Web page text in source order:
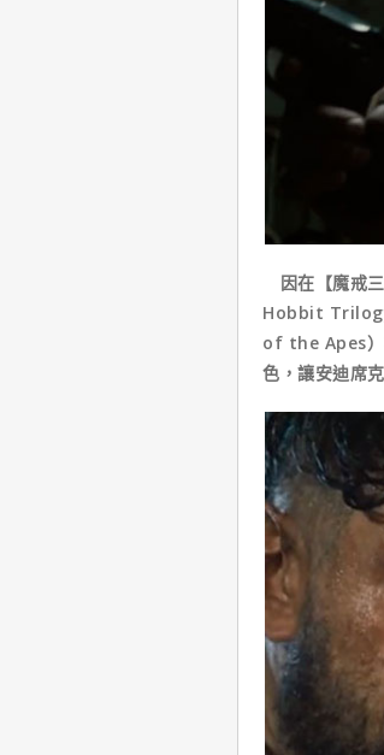
因在【魔戒
Hobbit
of the Apes）
色，讓安迪席